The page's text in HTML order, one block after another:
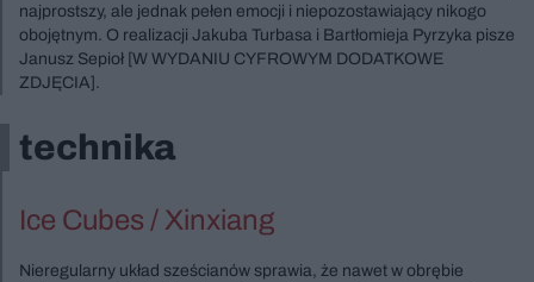
najprostszy, ale jednak pełen emocji i niepozostawiający nikogo
obojętnym. O realizacji Jakuba Turbasa i Bartłomieja Pyrzyka pisze
Janusz Sepioł [W WYDANIU CYFROWYM DODATKOWE
ZDJĘCIA].
technika
Ice Cubes / Xinxiang
Nieregularny układ sześcianów sprawia, że nawet w obrębie